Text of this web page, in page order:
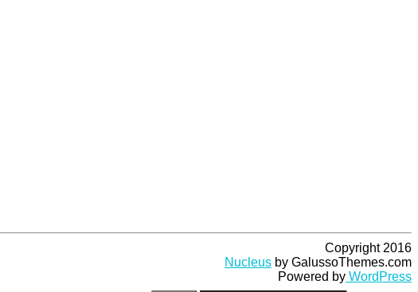
Copyright 2016
Nucleus by GalussoThemes.com
Powered by WordPress